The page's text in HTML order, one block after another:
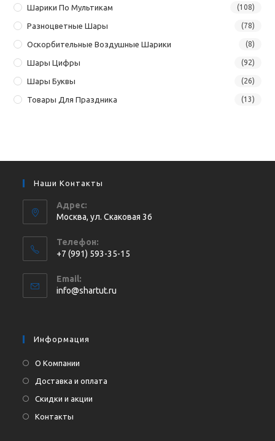
Шарики По Мультикам (108)
Разноцветные Шары (78)
Оскорбительные Воздушные Шарики (8)
Шары Цифры (92)
Шары Буквы (26)
Товары Для Праздника (13)
Наши Контакты
Адрес:
Москва, ул. Cкаковая 36
Телефон:
+7 (991) 593-35-15
в
вашем
Email:
info@shartut.ru
Информация
О Компании
Доставка и оплата
Скидки и акции
Контакты